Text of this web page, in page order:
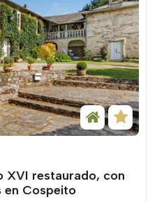
XVI restaurado, con
en Cospeito